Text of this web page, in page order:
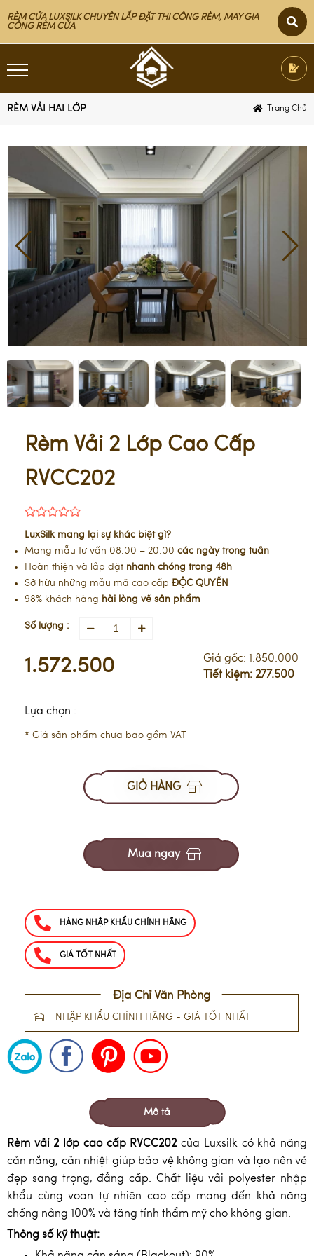
RÈM CỬA LUXSILK CHUYÊN LẮP ĐẶT THI CÔNG RÈM, MAY GIA
CÔNG RÈM CỬA
RÈM VẢI HAI LỚP Trang Chủ
Rèm Vải 2 Lớp Cao Cấp
RVCC202
LuxSilk mang lại sự khác biệt gì?
Mang mẫu tư vấn 08:00 – 20:00 các ngày trong tuần
Hoàn thiện và lắp đặt nhanh chóng trong 48h
Sở hữu những mẫu mã cao cấp ĐỘC QUYỀN
98% khách hàng hài lòng về sản phẩm
Số lượng :
1.572.500 Giá gốc: 1.850.000
Tiết kiệm: 277.500
Lựa chọn :
* Giá sản phẩm chưa bao gồm VAT
GIỎ HÀNG
Mua ngay
HÀNG NHẬP KHẨU CHÍNH HÃNG
GIÁ TỐT NHẤT
Địa Chỉ Văn Phòng
NHẬP KHẨU CHÍNH HÃNG - GIÁ TỐT NHẤT
Mô tả
Rèm vải 2 lớp cao cấp RVCC202của Luxsilk có khả năng
cản nắng, cản nhiệt giúp bảo vệ không gian và tạo nên vẻ
đẹp sang trọng, đẳng cấp. Chất liệu vải polyester nhập
khẩu cùng voan tự nhiên cao cấp mang đến khả năng
chống nắng 100% và tăng tính thẩm mỹ cho không gian.
Thông số kỹ thuật: